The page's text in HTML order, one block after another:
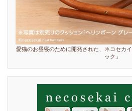
愛猫のお昼寝のために開発された、ネコセカ
ック」